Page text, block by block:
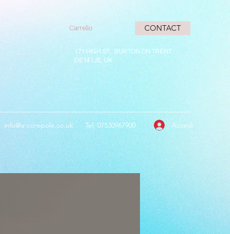
Carrello CONTACT
171 HIGH ST, BURTON ON TRENT
DE141JE, UK
info@a-corepole.co.uk Tel: 07530967900 Accedi